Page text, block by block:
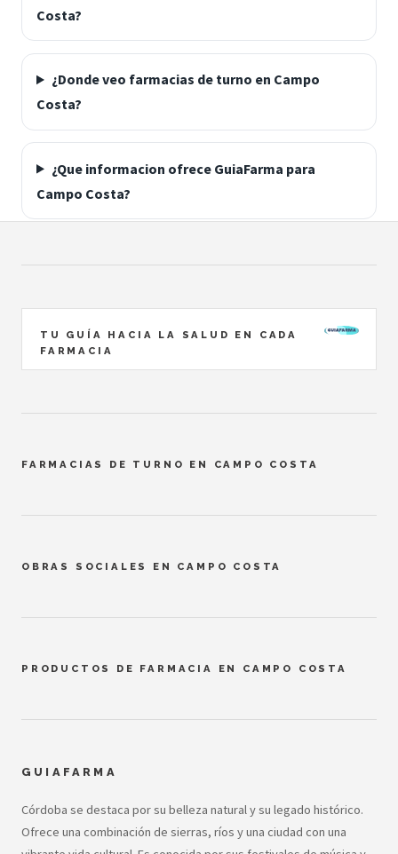
Costa?
¿Donde veo farmacias de turno en Campo
Costa?
¿Que informacion ofrece GuiaFarma para
Campo Costa?
TU GUÍA HACIA LA SALUD EN CADA
FARMACIA
FARMACIAS DE TURNO EN CAMPO COSTA
OBRAS SOCIALES EN CAMPO COSTA
PRODUCTOS DE FARMACIA EN CAMPO COSTA
GUIAFARMA
Córdoba se destaca por su belleza natural y su legado histórico.
Ofrece una combinación de sierras, ríos y una ciudad con una